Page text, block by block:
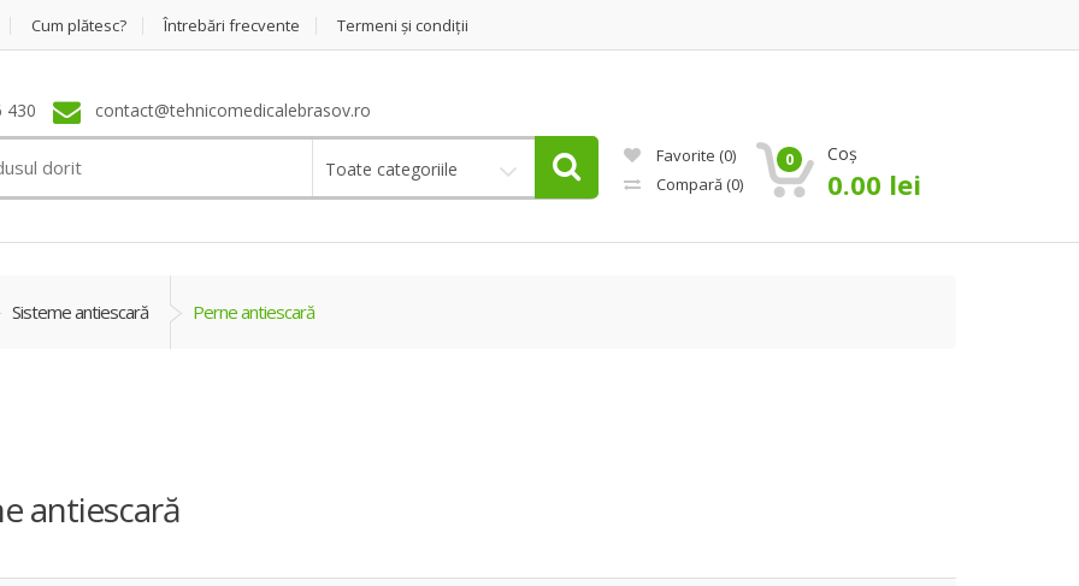
Cum plătesc? Întrebări frecvente Termeni şi condiţii
430 contact@tehnicomedicalebrasov.ro
Toate categoriile
Favorite (0)
Compară (0)
0 Coș
0.00 lei
Sisteme antiescară Perne antiescară
antiescară